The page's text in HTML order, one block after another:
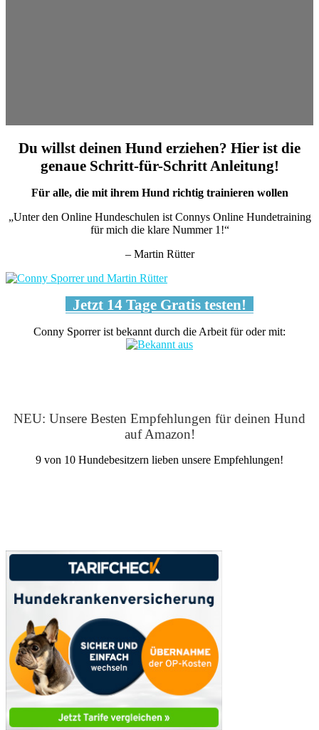
Du willst deinen Hund erziehen? Hier ist die
genaue Schritt-für-Schritt Anleitung!
Für alle, die mit ihrem Hund richtig trainieren wollen
„Unter den Online Hundeschulen ist Connys Online Hundetraining
für mich die klare Nummer 1!“
– Martin Rütter
Jetzt 14 Tage Gratis testen!
Conny Sporrer ist bekannt durch die Arbeit für oder mit:
NEU: Unsere Besten Empfehlungen für deinen Hund
auf Amazon!
9 von 10 Hundebesitzern lieben unsere Empfehlungen!